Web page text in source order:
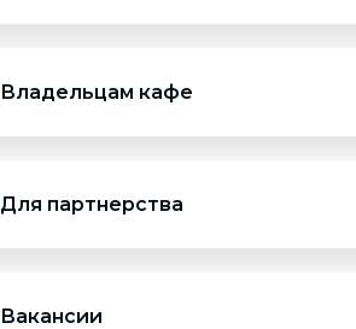
Данный тип сотрудничества подходит
Владельцам кафе
Для партнерства
Вакансии